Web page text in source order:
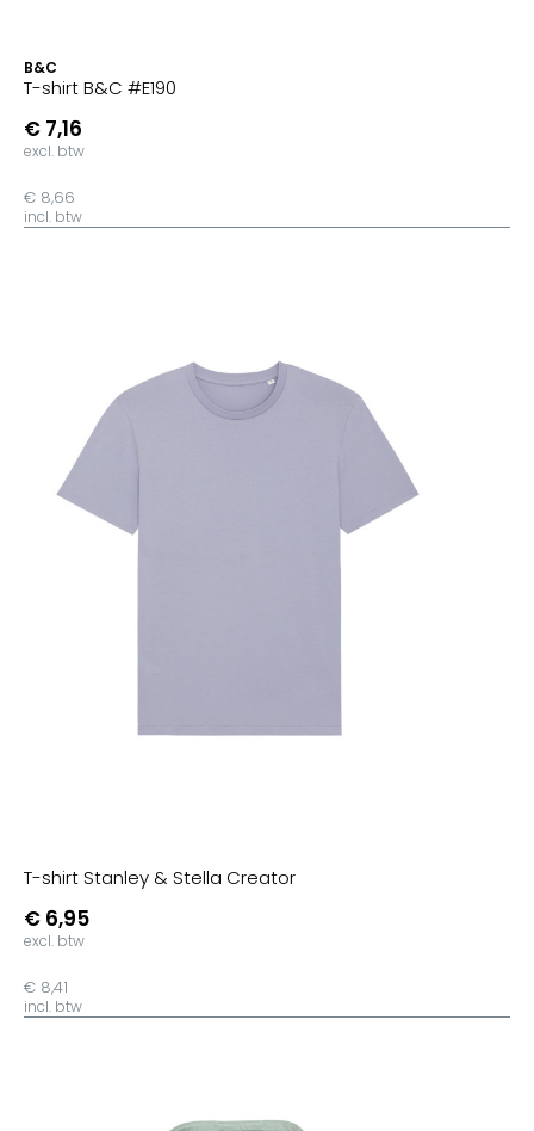
B&C
T-shirt B&C #E190
€ 7,16
excl. btw
€ 8,66
incl. btw
T-shirt Stanley & Stella Creator
€ 6,95
excl. btw
€ 8,41
incl. btw